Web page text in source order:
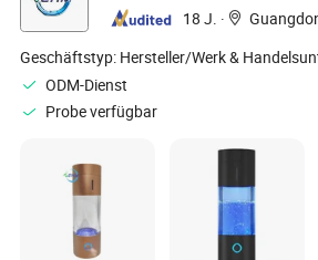
18 J. ·
Geschäftstyp: Hersteller/Werk &
ODM-Dienst
Probe verfügbar